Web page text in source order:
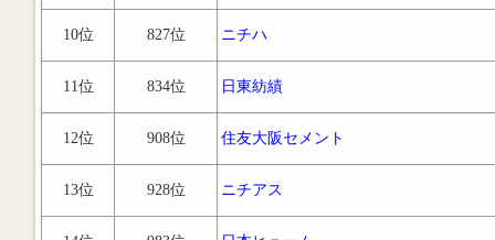
10位 827位 ニチハ
11位 834位 日東紡績
12位 908位 住友大阪セメント
13位 928位 ニチアス